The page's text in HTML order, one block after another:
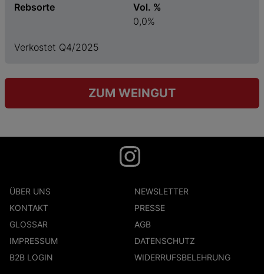
Rebsorte
Vol. %
0,0%
Verkostet Q4/2025
ZUM WEINGUT
ÜBER UNS
NEWSLETTER
KONTAKT
PRESSE
GLOSSAR
AGB
IMPRESSUM
DATENSCHUTZ
B2B LOGIN
WIDERRUFSBELEHRUNG